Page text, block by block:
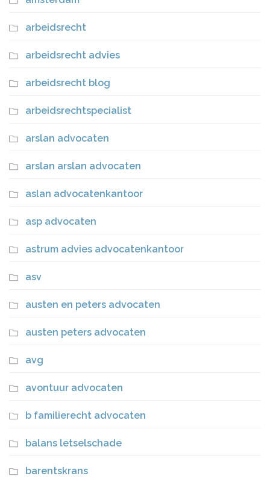
arbeidsrecht
arbeidsrecht advies
arbeidsrecht blog
arbeidsrechtspecialist
arslan advocaten
arslan arslan advocaten
aslan advocatenkantoor
asp advocaten
astrum advies advocatenkantoor
asv
austen en peters advocaten
austen peters advocaten
avg
avontuur advocaten
b familierecht advocaten
balans letselschade
barentskrans